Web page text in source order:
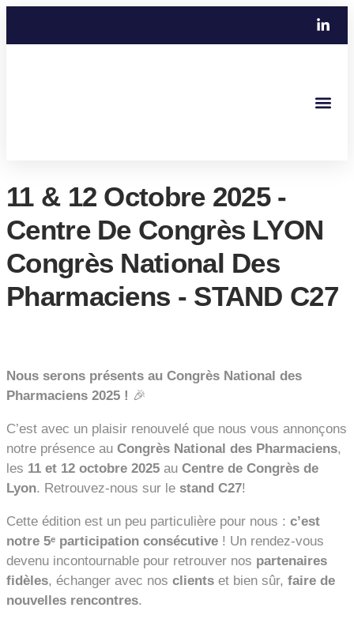
11 & 12 Octobre 2025 -
Centre De Congrès LYON
Congrès National Des
Pharmaciens - STAND C27
Nous serons présents au Congrès National des
Pharmaciens 2025 ! 🎉
C’est avec un plaisir renouvelé que nous vous annonçons
notre présence au Congrès National des Pharmaciens,
les 11 et 12 octobre 2025 au Centre de Congrès de
Lyon. Retrouvez-nous sur le stand C27!
Cette édition est un peu particulière pour nous : c’est
notre 5ᵉ participation consécutive ! Un rendez-vous
devenu incontournable pour retrouver nos partenaires
fidèles, échanger avec nos clients et bien sûr, faire de
nouvelles rencontres.